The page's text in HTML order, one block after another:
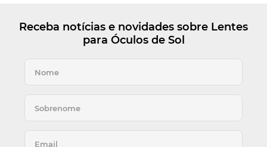
Receba notícias e novidades sobre Lentes
para Óculos de Sol